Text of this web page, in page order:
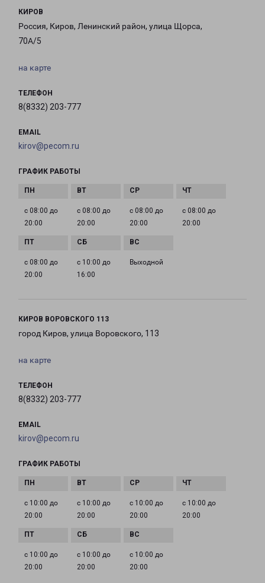
КИРОВ
Россия, Киров, Ленинский район, улица Щорса,
70А/5
на карте
ТЕЛЕФОН
8(8332) 203-777
EMAIL
kirov@pecom.ru
ГРАФИК РАБОТЫ
с 08:00 до
20:00
с 08:00 до
20:00
с 08:00 до
20:00
с 08:00 до
20:00
с 08:00 до
20:00
с 10:00 до
16:00
Выходной
КИРОВ ВОРОВСКОГО 113
город Киров, улица Воровского, 113
на карте
ТЕЛЕФОН
8(8332) 203-777
EMAIL
kirov@pecom.ru
ГРАФИК РАБОТЫ
с 10:00 до
20:00
с 10:00 до
20:00
с 10:00 до
20:00
с 10:00 до
20:00
с 10:00 до
20:00
с 10:00 до
20:00
с 10:00 до
20:00